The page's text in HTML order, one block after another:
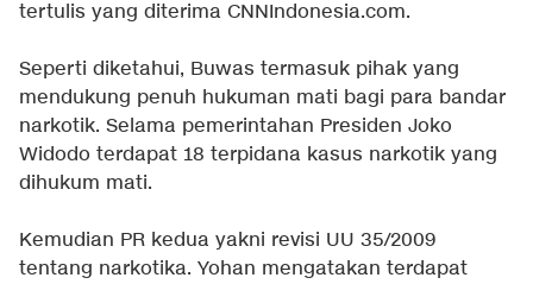
tertulis yang diterima CNNIndonesia.com.
Seperti diketahui, Buwas termasuk pihak yang
mendukung penuh hukuman mati bagi para bandar
narkotik. Selama pemerintahan Presiden Joko
Widodo terdapat 18 terpidana kasus narkotik yang
dihukum mati.
Kemudian PR kedua yakni revisi UU 35/2009
tentang narkotika. Yohan mengatakan terdapat